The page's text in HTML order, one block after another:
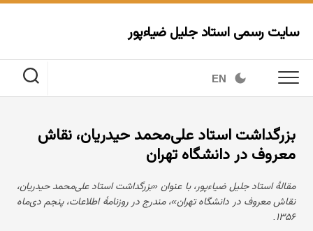
Skip
content
سایت رسمی استاد جلیل ضیاءپور
EN
بزرگداشت استاد علی‌محمد حیدریان، نقاش
معروف در دانشگاه تهران
مقالهٔ استاد جلیل ضیاءپور، با عنوان «بزرگداشت استاد علی‌محمد حیدریان،
نقاش معروف در دانشگاه تهران»، مندرج در روزنامهٔ اطلاعات، پنجم دی‌ماه
۱۳۵۶.